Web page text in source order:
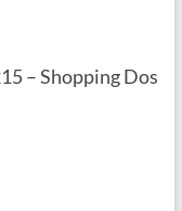
– Shopping Dos